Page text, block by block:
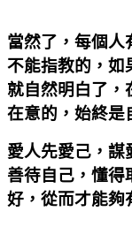
當然了，每個人
不能指教的，如
就自然明白了，
在意的，始終是
愛人先愛己，謀
善待自己，懂得
好，從而才能夠